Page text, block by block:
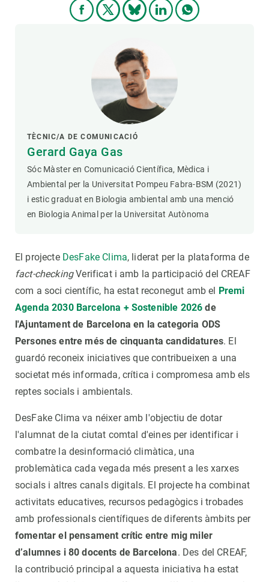
TÈCNIC/A DE COMUNICACIÓ
Gerard Gaya Gas
Sóc Màster en Comunicació Científica, Mèdica i
Ambiental per la Universitat Pompeu Fabra-BSM (2021)
i estic graduat en Biologia ambiental amb una menció
en Biologia Animal per la Universitat Autònoma
El projecte DesFake Clima, liderat per la plataforma de
fact-checkingVerificat i amb la participació del CREAF
com a soci científic, ha estat reconegut amb el
Premi
Agenda 2030 Barcelona + Sostenible 2026 de
l'Ajuntament de Barcelona en la categoria ODS
Persones entre més de cinquanta candidatures. El
guardó reconeix iniciatives que contribueixen a una
societat més informada, crítica i compromesa amb els
reptes socials i ambientals.
DesFake Clima va néixer amb l'objectiu de dotar
l'alumnat de la ciutat comtal d'eines per identificar i
combatre la desinformació climàtica, una
problemàtica cada vegada més present a les xarxes
socials i altres canals digitals. El projecte ha combinat
activitats educatives, recursos pedagògics i trobades
amb professionals científiques de diferents àmbits per
fomentar el pensament crític entre mig miler
d’alumnes i 80 docents de Barcelona. Des del CREAF,
la contribució principal a aquesta iniciativa ha estat